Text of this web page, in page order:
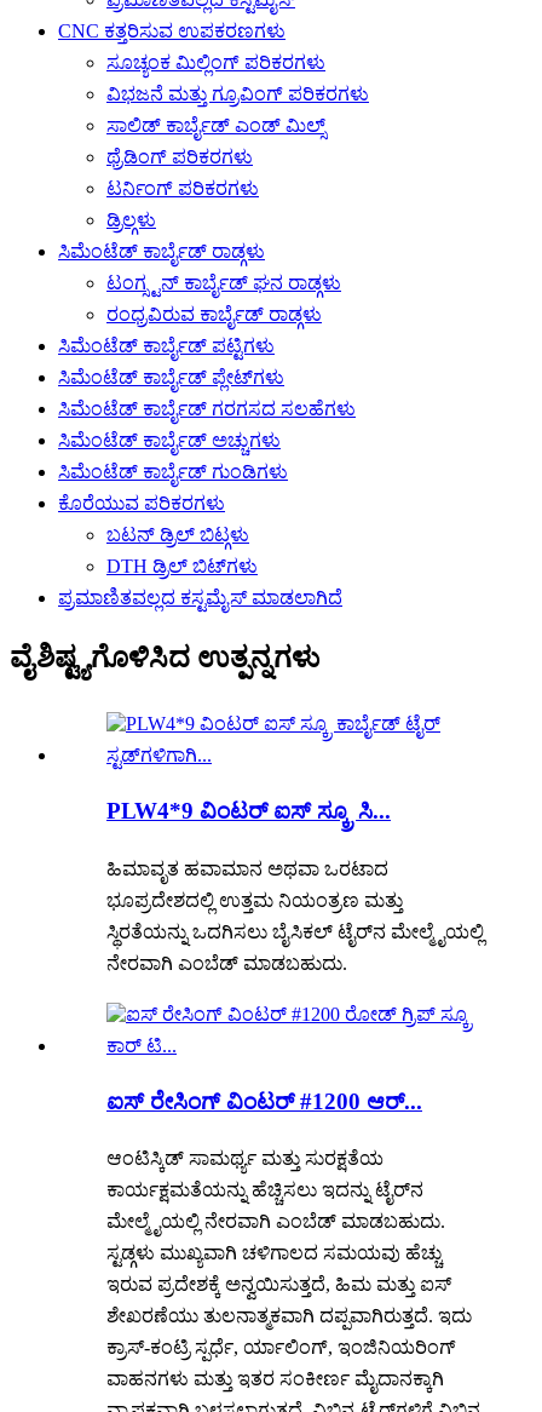
CNC ಕತ್ತರಿಸುವ ಉಪಕರಣಗಳು
ಸೂಚ್ಯಂಕ ಮಿಲ್ಲಿಂಗ್ ಪರಿಕರಗಳು
ವಿಭಜನೆ ಮತ್ತು ಗ್ರೂವಿಂಗ್ ಪರಿಕರಗಳು
ಸಾಲಿಡ್ ಕಾರ್ಬೈಡ್ ಎಂಡ್ ಮಿಲ್ಸ್
ಥ್ರೆಡಿಂಗ್ ಪರಿಕರಗಳು
ಟರ್ನಿಂಗ್ ಪರಿಕರಗಳು
ಡ್ರಿಲ್ಗಳು
ಸಿಮೆಂಟೆಡ್ ಕಾರ್ಬೈಡ್ ರಾಡ್ಗಳು
ಟಂಗ್ಸ್ಟನ್ ಕಾರ್ಬೈಡ್ ಘನ ರಾಡ್ಗಳು
ರಂಧ್ರವಿರುವ ಕಾರ್ಬೈಡ್ ರಾಡ್ಗಳು
ಸಿಮೆಂಟೆಡ್ ಕಾರ್ಬೈಡ್ ಪಟ್ಟಿಗಳು
ಸಿಮೆಂಟೆಡ್ ಕಾರ್ಬೈಡ್ ಪ್ಲೇಟ್‌ಗಳು
ಸಿಮೆಂಟೆಡ್ ಕಾರ್ಬೈಡ್ ಗರಗಸದ ಸಲಹೆಗಳು
ಸಿಮೆಂಟೆಡ್ ಕಾರ್ಬೈಡ್ ಅಚ್ಚುಗಳು
ಸಿಮೆಂಟೆಡ್ ಕಾರ್ಬೈಡ್ ಗುಂಡಿಗಳು
ಕೊರೆಯುವ ಪರಿಕರಗಳು
ಬಟನ್ ಡ್ರಿಲ್ ಬಿಟ್ಗಳು
DTH ಡ್ರಿಲ್ ಬಿಟ್‌ಗಳು
ಪ್ರಮಾಣಿತವಲ್ಲದ ಕಸ್ಟಮೈಸ್ ಮಾಡಲಾಗಿದೆ
ವೈಶಿಷ್ಟ್ಯಗೊಳಿಸಿದ ಉತ್ಪನ್ನಗಳು
PLW4*9 ವಿಂಟರ್ ಐಸ್ ಸ್ಕ್ರೂ ಸಿ...
ಹಿಮಾವೃತ ಹವಾಮಾನ ಅಥವಾ ಒರಟಾದ
ಭೂಪ್ರದೇಶದಲ್ಲಿ ಉತ್ತಮ ನಿಯಂತ್ರಣ ಮತ್ತು
ಸ್ಥಿರತೆಯನ್ನು ಒದಗಿಸಲು ಬೈಸಿಕಲ್ ಟೈರ್‌ನ ಮೇಲ್ಮೈಯಲ್ಲಿ
ನೇರವಾಗಿ ಎಂಬೆಡ್ ಮಾಡಬಹುದು.
ಐಸ್ ರೇಸಿಂಗ್ ವಿಂಟರ್ #1200 ಆರ್...
ಆಂಟಿಸ್ಕಿಡ್ ಸಾಮರ್ಥ್ಯ ಮತ್ತು ಸುರಕ್ಷತೆಯ
ಕಾರ್ಯಕ್ಷಮತೆಯನ್ನು ಹೆಚ್ಚಿಸಲು ಇದನ್ನು ಟೈರ್‌ನ
ಮೇಲ್ಮೈಯಲ್ಲಿ ನೇರವಾಗಿ ಎಂಬೆಡ್ ಮಾಡಬಹುದು.
ಸ್ಟಡ್ಗಳು ಮುಖ್ಯವಾಗಿ ಚಳಿಗಾಲದ ಸಮಯವು ಹೆಚ್ಚು
ಇರುವ ಪ್ರದೇಶಕ್ಕೆ ಅನ್ವಯಿಸುತ್ತದೆ, ಹಿಮ ಮತ್ತು ಐಸ್
ಶೇಖರಣೆಯು ತುಲನಾತ್ಮಕವಾಗಿ ದಪ್ಪವಾಗಿರುತ್ತದೆ. ಇದು
ಕ್ರಾಸ್-ಕಂಟ್ರಿ ಸ್ಪರ್ಧೆ, ರ್ಯಾಲಿಂಗ್, ಇಂಜಿನಿಯರಿಂಗ್
ವಾಹನಗಳು ಮತ್ತು ಇತರ ಸಂಕೀರ್ಣ ಮೈದಾನಕ್ಕಾಗಿ